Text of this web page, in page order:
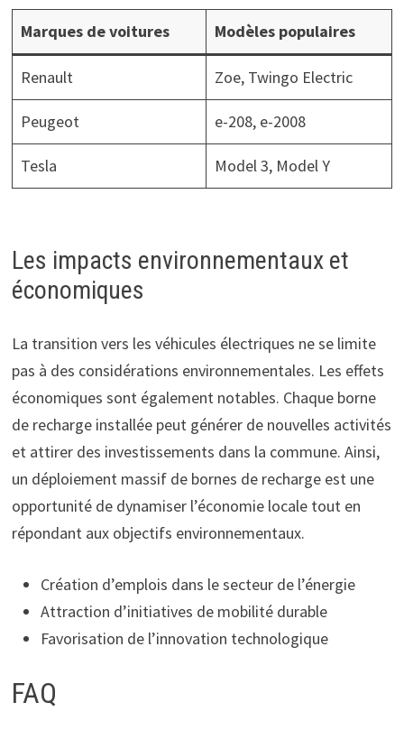
Marques de voitures Modèles populaires
Renault Zoe, Twingo Electric
Peugeot e-208, e-2008
Tesla Model 3, Model Y
Les impacts environnementaux et
économiques
La transition vers les véhicules électriques ne se limite
pas à des considérations environnementales. Les effets
économiques sont également notables. Chaque borne
de recharge installée peut générer de nouvelles activités
et attirer des investissements dans la commune. Ainsi,
un déploiement massif de bornes de recharge est une
opportunité de dynamiser l’économie locale tout en
répondant aux objectifs environnementaux.
Création d’emplois dans le secteur de l’énergie
Attraction d’initiatives de mobilité durable
Favorisation de l’innovation technologique
FAQ